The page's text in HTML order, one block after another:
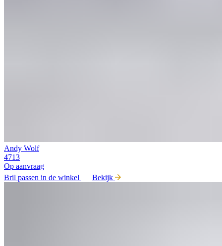
Andy Wolf
4713
Op aanvraag
Bril passen in de winkel
Bekijk